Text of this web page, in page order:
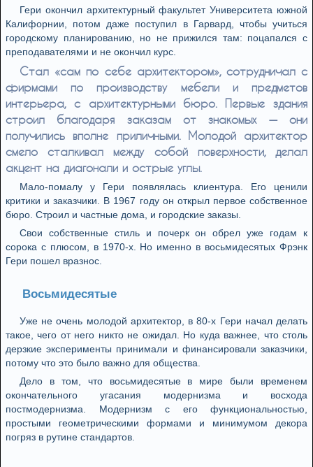
Гери окончил архитектурный факультет Университета южной
Калифорнии, потом даже поступил в Гарвард, чтобы учиться
городскому планированию, но не прижился там: поцапался с
преподавателями и не окончил курс.
Стал «сам по себе архитектором», сотрудничал с
фирмами по производству мебели и предметов
интерьера, с архитектурными бюро. Первые здания
строил благодаря заказам от знакомых — они
получились вполне приличными. Молодой архитектор
смело сталкивал между собой поверхности, делал
акцент на диагонали и острые углы.
Мало-помалу у Гери появлялась клиентура. Его ценили
критики и заказчики. В 1967 году он открыл первое собственное
бюро. Строил и частные дома, и городские заказы.
Свои собственные стиль и почерк он обрел уже годам к
сорока с плюсом, в 1970-х. Но именно в восьмидесятых Фрэнк
Гери пошел вразнос.
Восьмидесятые
Уже не очень молодой архитектор, в 80-х Гери начал делать
такое, чего от него никто не ожидал. Но куда важнее, что столь
дерзкие эксперименты принимали и финансировали заказчики,
потому что это было важно для общества.
Дело в том, что восьмидесятые в мире были временем
окончательного угасания модернизма и восхода
постмодернизма. Модернизм с его функциональностью,
простыми геометрическими формами и минимумом декора
погряз в рутине стандартов.